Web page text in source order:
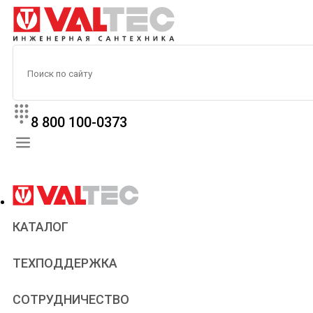
8 800 100-0373
КАТАЛОГ
ТЕХПОДДЕРЖКА
Паспорта и сертификаты
Статьи
СОТРУДНИЧЕСТВО
Сантехникам